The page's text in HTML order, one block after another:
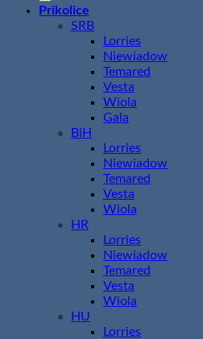
Prikolice
SRB
Lorries
Niewiadow
Temared
Vesta
Wiola
Gala
BiH
Lorries
Niewiadow
Temared
Vesta
Wiola
HR
Lorries
Niewiadow
Temared
Vesta
Wiola
HU
Lorries